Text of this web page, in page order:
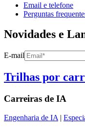
Email e telefone
Perguntas
Novidades e
E-mail
Trilhas por
Carreiras de IA
Engenharia de IA |